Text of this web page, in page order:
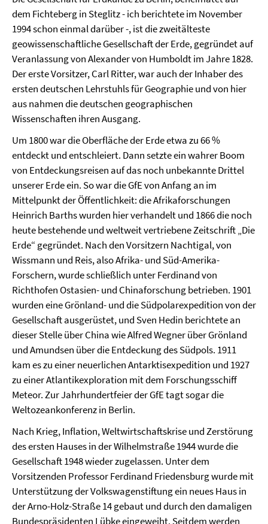
dem Fichteberg in Steglitz - ich berichtete im November
1994 schon einmal darüber -, ist die zweitälteste
geowissenschaftliche Gesellschaft der Erde, gegründet auf
Veranlassung von Alexander von Humboldt im Jahre 1828.
Der erste Vorsitzer, Carl Ritter, war auch der Inhaber des
ersten deutschen Lehrstuhls für Geographie und von hier
aus nahmen die deutschen geographischen
Wissenschaften ihren Ausgang.
Um 1800 war die Oberfläche der Erde etwa zu 66 %
entdeckt und entschleiert. Dann setzte ein wahrer Boom
von Entdeckungsreisen auf das noch unbekannte Drittel
unserer Erde ein. So war die GfE von Anfang an im
Mittelpunkt der Öffentlichkeit: die Afrikaforschungen
Heinrich Barths wurden hier verhandelt und 1866 die noch
heute bestehende und weltweit vertriebene Zeitschrift „Die
Erde“ gegründet. Nach den Vorsitzern Nachtigal, von
Wissmann und Reis, also Afrika- und Süd-Amerika-
Forschern, wurde schließlich unter Ferdinand von
Richthofen Ostasien- und Chinaforschung betrieben. 1901
wurden eine Grönland- und die Südpolarexpedition von der
Gesellschaft ausgerüstet, und Sven Hedin berichtete an
dieser Stelle über China wie Alfred Wegner über Grönland
und Amundsen über die Entdeckung des Südpols. 1911
kam es zu einer neuerlichen Antarktisexpedition und 1927
zu einer Atlantikexploration mit dem Forschungsschiff
Meteor. Zur Jahrhundertfeier der GfE tagt sogar die
Weltozeankonferenz in Berlin.
Nach Krieg, Inflation, Weltwirtschaftskrise und Zerstörung
des ersten Hauses in der Wilhelmstraße 1944 wurde die
Gesellschaft 1948 wieder zugelassen. Unter dem
Vorsitzenden Professor Ferdinand Friedensburg wurde mit
Unterstützung der Volkswagenstiftung ein neues Haus in
der Arno-Holz-Straße 14 gebaut und durch den damaligen
Bundespräsidenten Lübke eingeweiht. Seitdem werden